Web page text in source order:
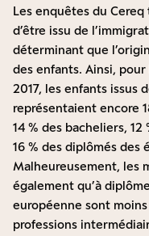
Les enquêtes du Cereq
d’être issu de
déterminant que
des enfants. Ainsi,
2017, les enfants issus
représentaient encore
14 % des bacheliers, 12
16 % des diplômés des
Malheureusement, les
également qu’à
européenne sont
professions